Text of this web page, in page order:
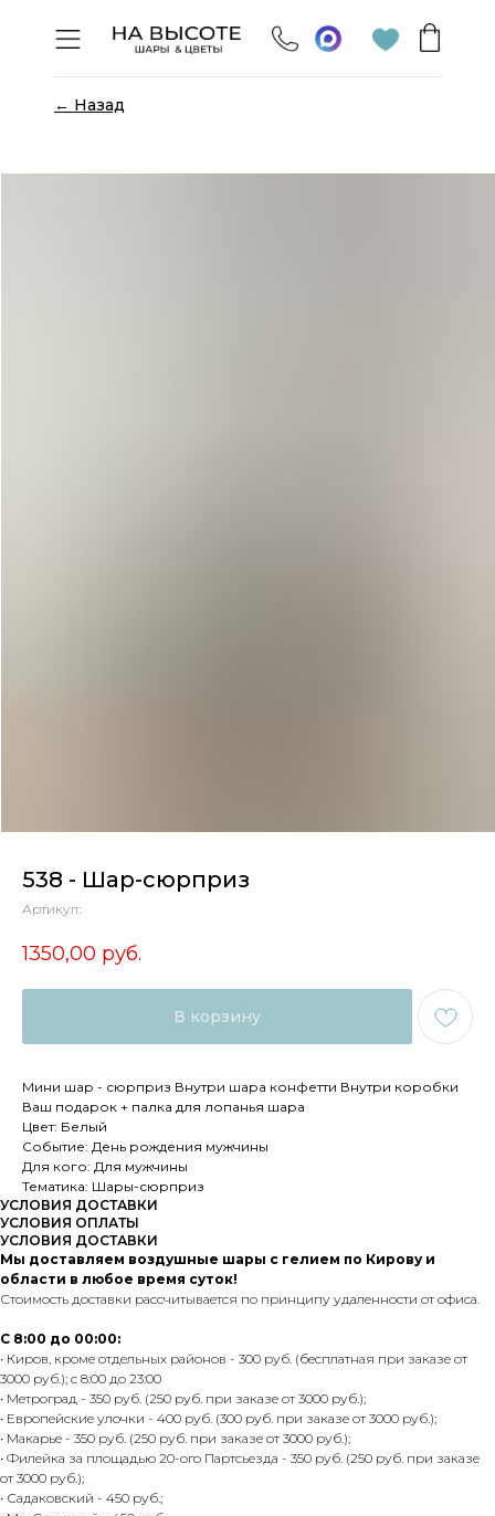
← Назад
538 - Шар-сюрприз
Артикул:
1350,00 руб.
В корзину
Мини шар - сюрприз Внутри шара конфетти Внутри коробки
Ваш подарок + палка для лопанья шара
Цвет: Белый
Событие: День рождения мужчины
Для кого: Для мужчины
Тематика: Шары-сюрприз
УСЛОВИЯ ДОСТАВКИ
УСЛОВИЯ ОПЛАТЫ
УСЛОВИЯ ДОСТАВКИ
Мы доставляем воздушные шары с гелием по Кирову и
области в любое время суток!
Стоимость доставки рассчитывается по принципу удаленности от офиса.
С 8:00 до 00:00:
• Киров, кроме отдельных районов - 300 руб. (бесплатная при заказе от
3000 руб.); с 8:00 до 23:00
• Метроград - 350 руб. (250 руб. при заказе от 3000 руб.);
• Европейские улочки - 400 руб. (300 руб. при заказе от 3000 руб.);
• Макарье - 350 руб. (250 руб. при заказе от 3000 руб.);
• Филейка за площадью 20-ого Партсьезда - 350 руб. (250 руб. при заказе
от 3000 руб.);
• Садаковский - 450 руб.;